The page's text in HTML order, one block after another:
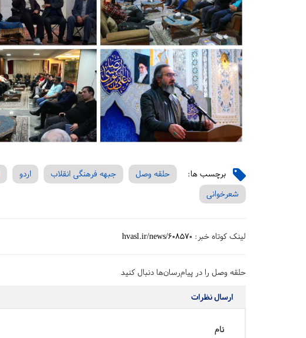
برچسب ها: حلقه وصل جبهه فرهنگی انقلاب اردو
شعرخوانی
لینک کوتاه خبر: hvasl.ir/news/608570
حلقه وصل را در پیام‌رسان‌ها دنبال کنید
ارسال نظرات
نام